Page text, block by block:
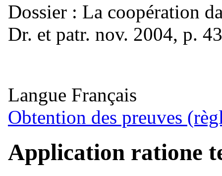
Dossier : La coopération
Dr. et patr. nov. 2004, p. 43
Langue Français
Obtention des preuves
Application ratione